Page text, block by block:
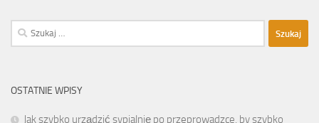
Szukaj:
OSTATNIE WPISY
Jak szybko urządzić sypialnię po przeprowadzce, by szybko